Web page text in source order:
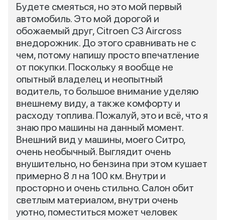
Будете смеяться, но это мой первый
автомобиль. Это мой дорогой и
обожаемый друг, Citroen C3 Aircross
внедорожник. До этого сравнивать не с
чем, потому напишу просто впечатление
от покупки. Поскольку я вообще не
опытный владелец и неопытный
водитель, то большое внимание уделяю
внешнему виду, а также комфорту и
расходу топлива. Пожалуй, это и всё, что я
знаю про машины на данный момент.
Внешний вид у машины, моего Ситро,
очень необычный. Выглядит очень
внушительно, но бензина при этом кушает
примерно 8 л на 100 км. Внутри и
просторно и очень стильно. Салон обит
светлым материалом, внутри очень
уютно, поместиться может человек